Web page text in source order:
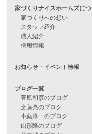
耐震性能
家づくりの流れ
7つのポイント
アフターメンテナンス
二世帯住宅をお考えの
施工事例一覧
家づくりストーリー